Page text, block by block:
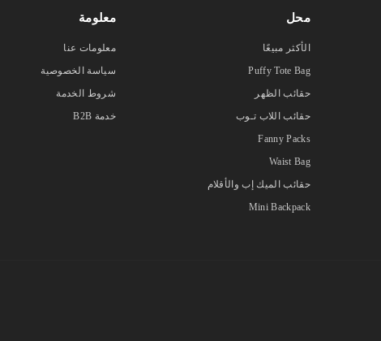
محل
الأكثر مبيعًا
Puffy Tote Bag
حقائب الظهر
حقائب اللاب تـوب
Fanny Packs
Waist Bag
حقائب الميك إب والأقلام
Mini Backpack
معلومة
معلومات عنا
سياسة الخصوصية
شروط الخدمة
خدمة B2B